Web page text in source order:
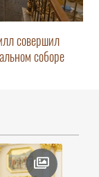
совершил
соборе